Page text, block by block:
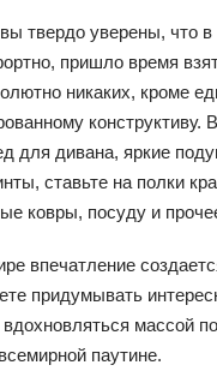
твердо уверены, что
пришло время
никаких, кроме
конструктиву.
для дивана, яркие
ставьте на полки
ковры, посуду и
впечатление
придумывать
массой
паутине.